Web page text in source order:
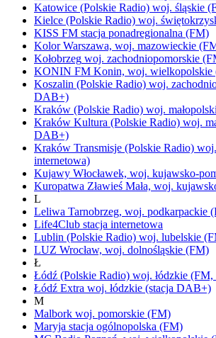
Katowice (Polskie Radio) woj. śląskie
Kielce (Polskie Radio) woj.
KISS FM stacja ponadregionalna (FM)
KolorWarszawa, woj. mazowieckie
Kołobrzeg woj. zachodniopomorskie
KONIN FM Konin, woj. wielkopolskie
Koszalin (Polskie Radio) woj.
DAB+)
Kraków (Polskie Radio) woj.
Kraków Kultura (Polskie Radio) woj.
DAB+)
Kraków Transmisje (Polskie Radio) woj.
internetowa)
Kujawy Włocławek, woj. kujawsko-
Kuropatwa Zławieś Mała, woj.
L
Leliwa Tarnobrzeg, woj. podkarpackie
Life4Club stacja internetowa
Lublin (Polskie Radio) woj. lubelskie
LUZ Wrocław, woj. dolnośląskie (FM)
Ł
Łódź (Polskie Radio) woj. łódzkie
Łódź Extra woj. łódzkie (stacja DAB+)
M
Malbork woj. pomorskie (FM)
Maryja stacja ogólnopolska (FM)